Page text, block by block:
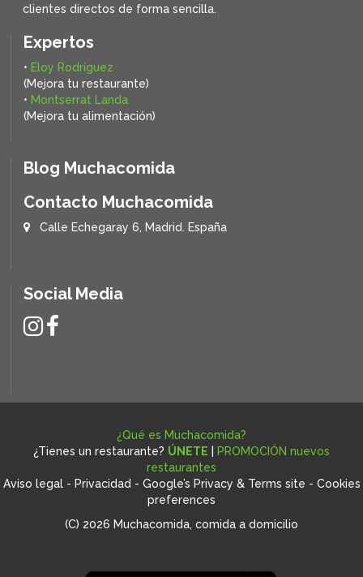
clientes directos de forma sencilla.
Expertos
• Eloy Rodríguez
(Mejora tu restaurante)
• Montserrat Landa
(Mejora tu alimentación)
Blog Muchacomida
Contacto Muchacomida
Calle Echegaray 6, Madrid. España
Social Media
¿Qué es Muchacomida?
¿Tienes un restaurante? ÚNETE
PROMOCIÓN nuevos
restaurantes
Aviso legal - Privacidad - Google’s Privacy & Terms site - Cookies
preferences
(C) 2026 Muchacomida, comida a domicilio